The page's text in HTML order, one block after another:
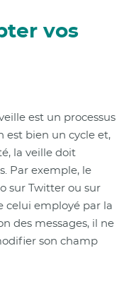
vos
est un processus
est bien un cycle et,
la veille doit
Par exemple, le
sur Twitter ou sur
celui employé par la
des messages, il ne
son champ